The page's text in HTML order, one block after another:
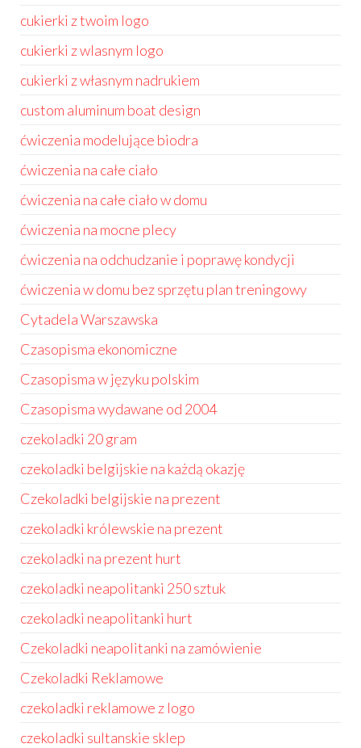
cukierki z twoim logo
cukierki z wlasnym logo
cukierki z własnym nadrukiem
custom aluminum boat design
ćwiczenia modelujące biodra
ćwiczenia na całe ciało
ćwiczenia na całe ciało w domu
ćwiczenia na mocne plecy
ćwiczenia na odchudzanie i poprawę kondycji
ćwiczenia w domu bez sprzętu plan treningowy
Cytadela Warszawska
Czasopisma ekonomiczne
Czasopisma w języku polskim
Czasopisma wydawane od 2004
czekoladki 20 gram
czekoladki belgijskie na każdą okazję
Czekoladki belgijskie na prezent
czekoladki królewskie na prezent
czekoladki na prezent hurt
czekoladki neapolitanki 250 sztuk
czekoladki neapolitanki hurt
Czekoladki neapolitanki na zamówienie
Czekoladki Reklamowe
czekoladki reklamowe z logo
czekoladki sultanskie sklep